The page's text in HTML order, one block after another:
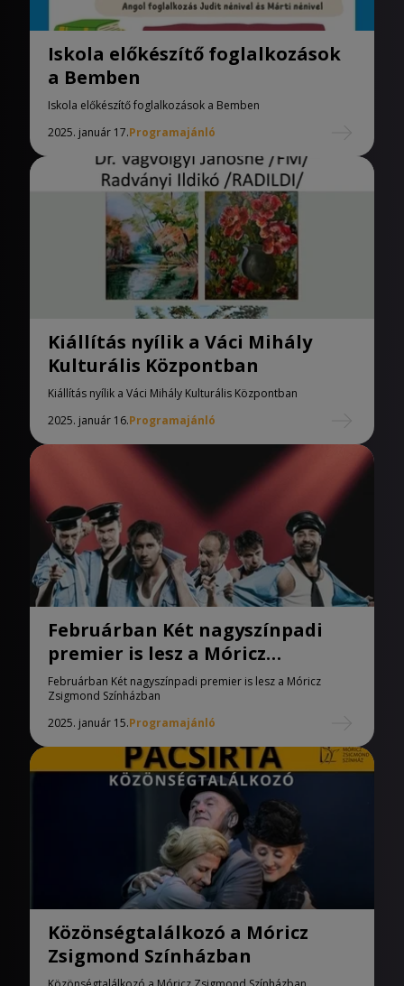
Iskola előkészítő foglalkozások
a Bemben
Iskola előkészítő foglalkozások a Bemben
2025. január 17.Programajánló
Kiállítás nyílik a Váci Mihály
Kulturális Központban
Kiállítás nyílik a Váci Mihály Kulturális Központban
2025. január 16.Programajánló
Februárban Két nagyszínpadi
premier is lesz a Móricz
Zsigmond Színházban
Februárban Két nagyszínpadi premier is lesz a Móricz
Zsigmond Színházban
2025. január 15.Programajánló
Közönségtalálkozó a Móricz
Zsigmond Színházban